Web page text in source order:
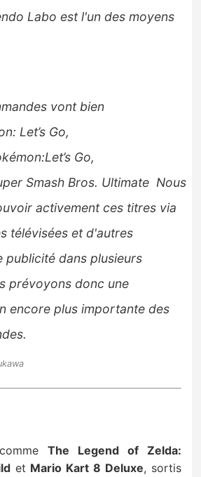
Labo est l'un des moyens
vont bien
Let’s Go,
Go,
Smash Bros. Ultimate Nous
activement ces titres via
téléviséeset d'autres
publicité dans plusieurs
prévoyons donc une
encore plus importante des
The Legend of Zelda:
et Mario Kart 8 Deluxe, sortis